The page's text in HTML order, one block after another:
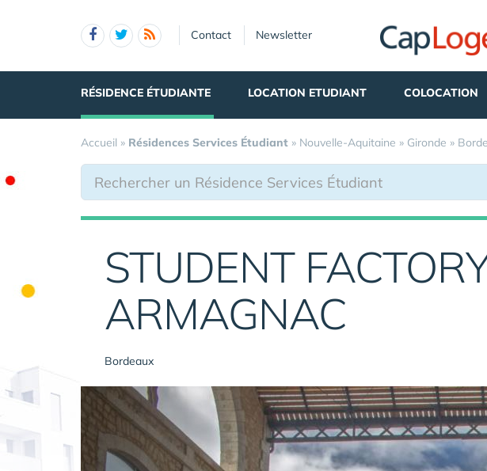
Contact Newsletter
RÉSIDENCE ÉTUDIANTE LOCATION ETUDIANT COLOCATION
Accueil » Résidences Services Étudiant » Nouvelle-Aquitaine » Gironde »
STUDENT
ARMAGNAC
Bordeaux